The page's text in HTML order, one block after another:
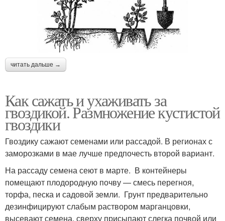
читать дальше →
Как сажать и ухаживать за
гвоздикой. Размножение кустистой
гвоздики
Гвоздику сажают семенами или рассадой. В регионах с
заморозками в мае лучше предпочесть второй вариант.
На рассаду семена сеют в марте. В контейнеры
помещают плодородную почву — смесь перегноя,
торфа, песка и садовой земли. Грунт предварительно
дезинфицируют слабым раствором марганцовки,
высевают семена, сверху присыпают слегка почвой или